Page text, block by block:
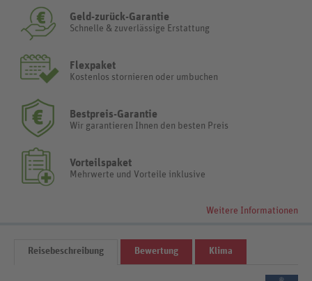
Geld-zurück-Garantie
Schnelle & zuverlässige Erstattung
Flexpaket
Kostenlos stornieren oder umbuchen
Bestpreis-Garantie
Wir garantieren Ihnen den besten Preis
Vorteilspaket
Mehrwerte und Vorteile inklusive
Weitere Informationen
Reisebeschreibung Bewertung Klima